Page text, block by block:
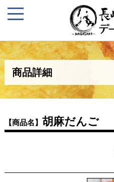
商品詳細
【商品名】 胡麻だんご